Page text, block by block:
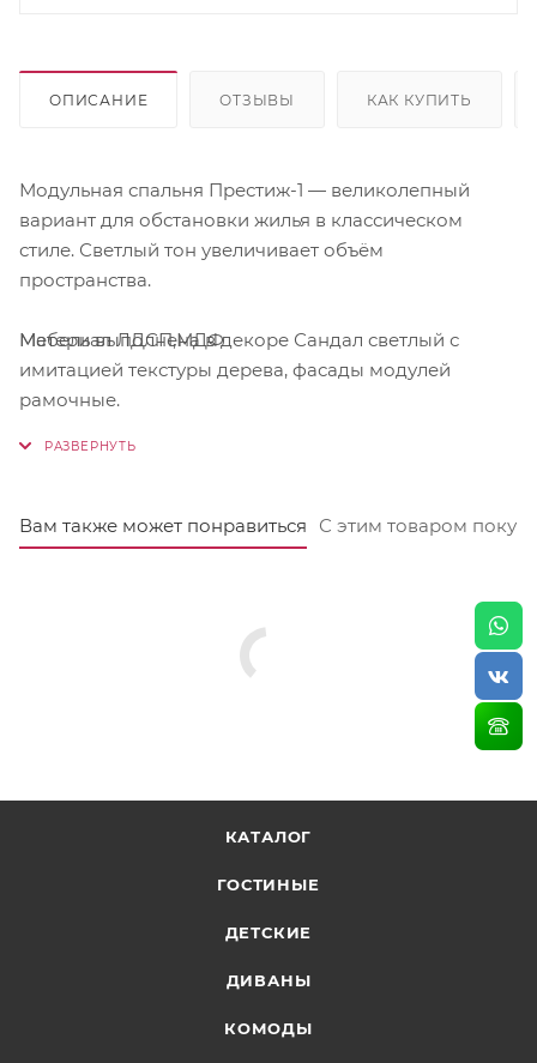
ОПИСАНИЕ ОТЗЫВЫ КАК КУПИТЬ
Модульная спальня Престиж-1 — великолепный
вариант для обстановки жилья в классическом
стиле. Светлый тон увеличивает объём
пространства.
Мебель выполнена в декоре Сандал светлый с
имитацией текстуры дерева, фасады модулей
рамочные.
Шкаф 3-х дверный (1500х528х2236);
Тумбы прикроватные (комплект 2 шт)
Материал ЛДСП,МДФ
Вам также может понравиться С этим товаром
КАТАЛОГ
ГОСТИНЫЕ
ДЕТСКИЕ
ДИВАНЫ
КОМОДЫ